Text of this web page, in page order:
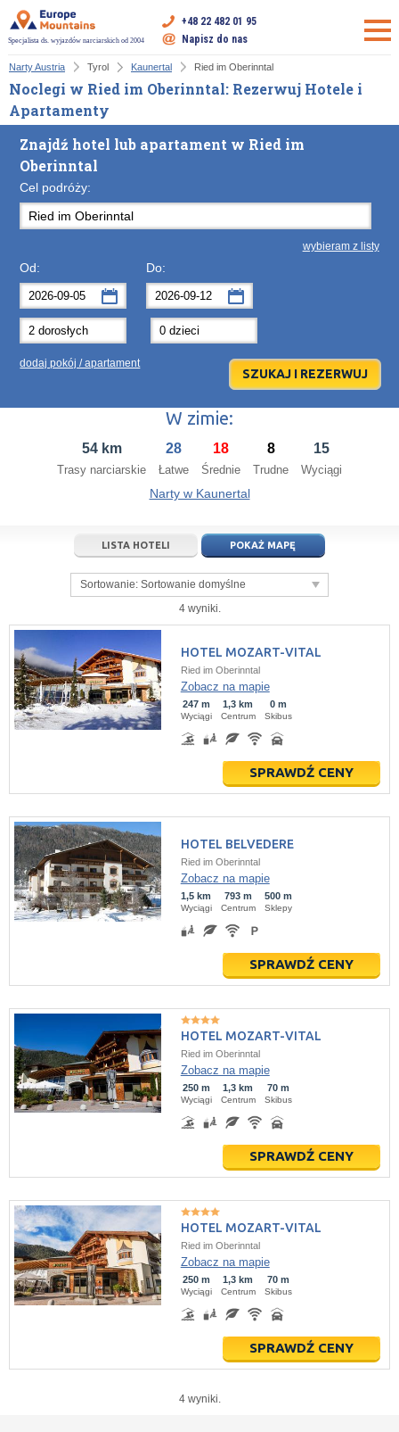
Specjalista ds. wyjazdów narciarskich od 2004
+48 22 482 01 95
Napisz do nas
Narty Austria Tyrol Kaunertal Ried im Oberinntal
Noclegi w Ried im Oberinntal: Rezerwuj Hotele i
Apartamenty
Znajdź hotel lub apartament w Ried im
Oberinntal
Cel podróży:
wybieram z listy
Od:
wrzesień 2026
Po Wt Śr Cz
31 1 4 5 6
11 12 13
16 17
22 23 24 25 26
dziś wyczyść
Do:
Po Wt
1 2 3
8 9 10
14 15
21 22
dziś
dodaj pokój / apartament
W zimie:
54 km
Trasy narciarskie
28
Łatwe
18
Średnie
8
Trudne
15
Wyciągi
Narty w Kaunertal
LISTA HOTELI POKAŻ MAPĘ
Sortowanie: Sortowanie domyślne
4 wyniki.
HOTEL MOZART-VITAL
Ried im Oberinntal
Zobacz na mapie
247 m
Wyciągi
1,3 km
Centrum
0 m
Skibus
SPRAWDŹ CENY
HOTEL BELVEDERE
Ried im Oberinntal
Zobacz na mapie
1,5 km
Wyciągi
793 m
Centrum
500 m
Sklepy
SPRAWDŹ CENY
HOTEL MOZART-VITAL
Ried im Oberinntal
Zobacz na mapie
250 m
Wyciągi
1,3 km
Centrum
70 m
Skibus
SPRAWDŹ CENY
HOTEL MOZART-VITAL
Ried im Oberinntal
Zobacz na mapie
250 m
Wyciągi
1,3 km
Centrum
70 m
Skibus
SPRAWDŹ CENY
4 wyniki.